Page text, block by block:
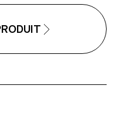
vers des formes plus intuitives
fertile entre
et industrie, cette collaboration
reflète l'approche expérimentale